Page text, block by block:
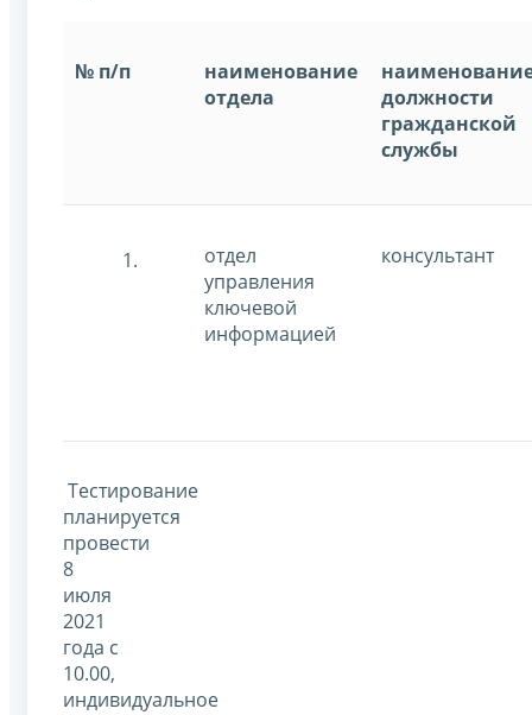
№ п/п
наименование
отдела
должности
гражданской
службы
отдел
управления
ключевой
информацией
консультант
Тестирование
планируется
провести
8
июля
2021
года с
10.00,
индивидуальное